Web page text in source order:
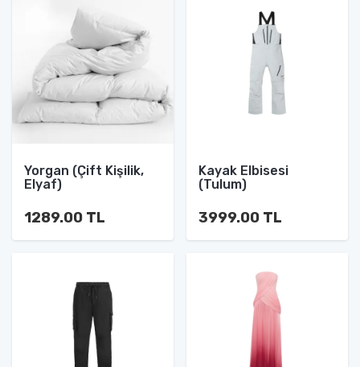
Yorgan (Çift Kişilik,
Elyaf)
1289.00 TL
Kayak Elbisesi
(Tulum)
3999.00 TL